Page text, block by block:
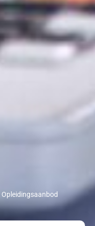
Opleidingsaanbod